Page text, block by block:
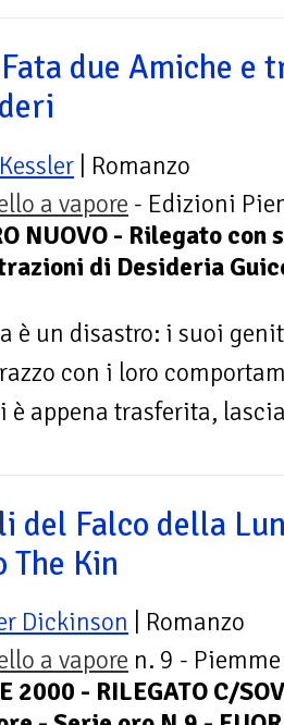
due Amiche e
| Romanzo
a vapore - Edizioni
NUOVO - Rilegato
di Desideria
è un disastro: i suoi
con i loro
appena trasferita,
del Falco della
The Kin
Dickinson | Romanzo
a vapore n. 9 -
2000 - RILEGATO C/